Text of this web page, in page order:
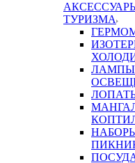
ТУРИЗМА
ЛАМПЫ